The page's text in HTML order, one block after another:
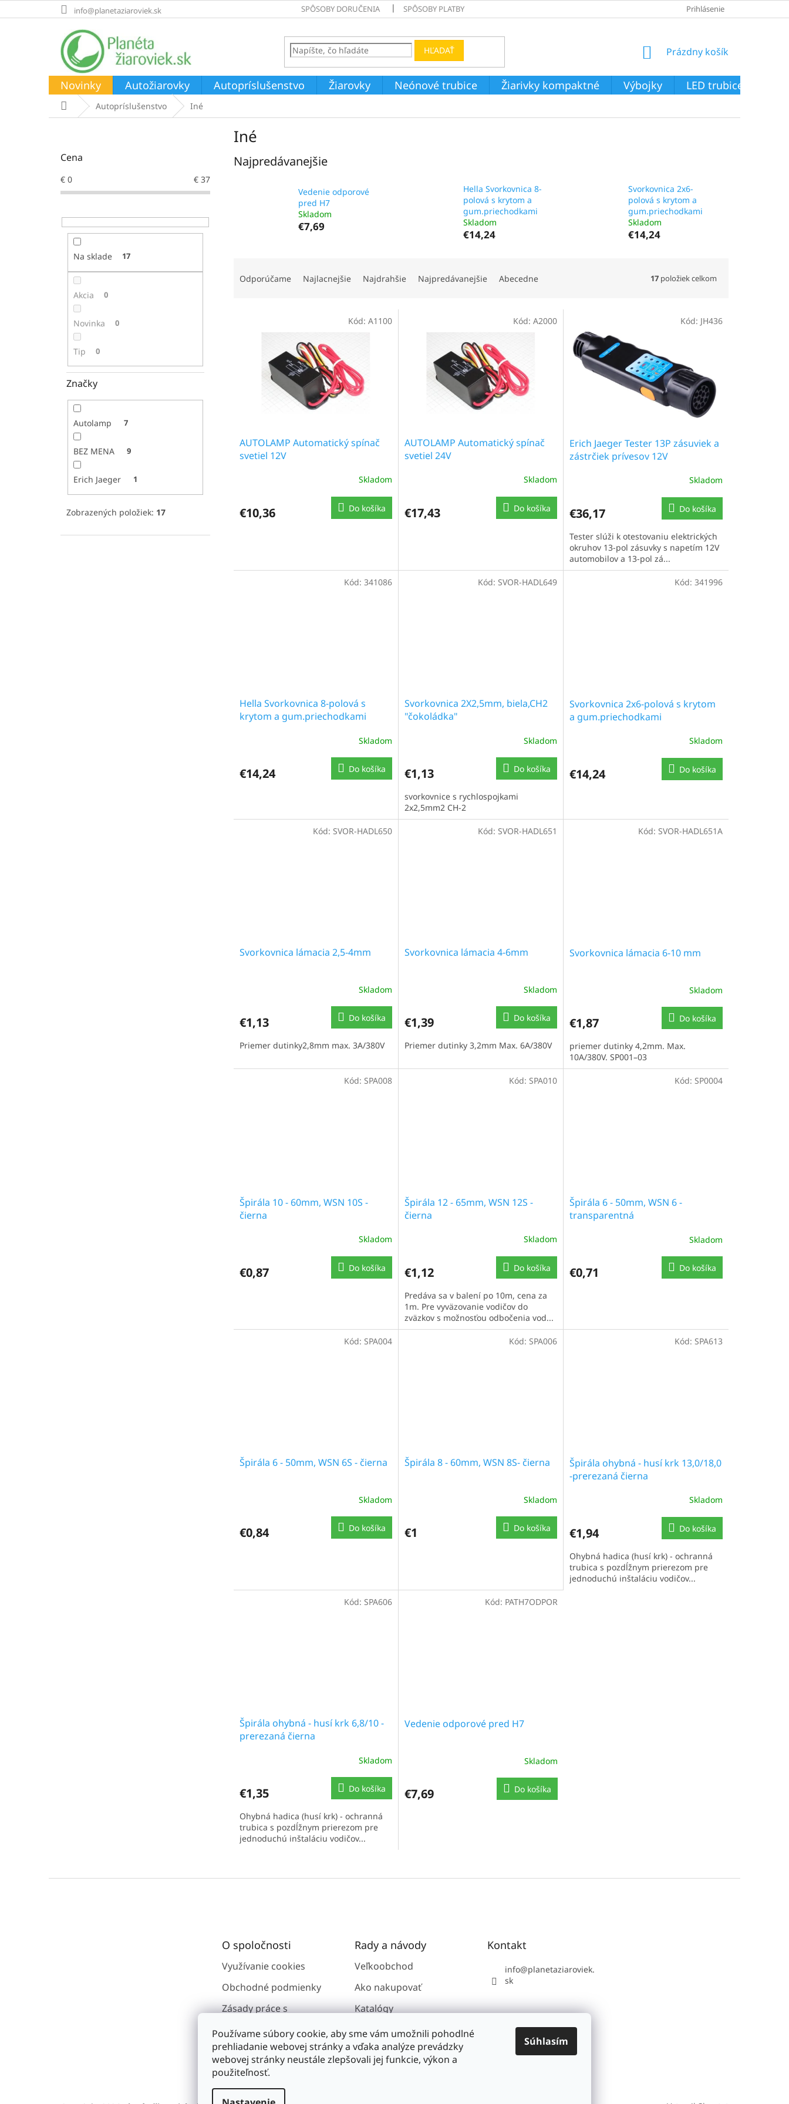
Používame súbory cookie, aby sme vám umožnili pohodlné
prehliadanie webovej stránky a vďaka analýze prevádzky
webovej stránky neustále zlepšovali jej funkcie, výkon a
použiteľnosť.
Súhlasím
na
info@planetaziaroviek.sk SPÔSOBY DORUČENIA SPÔSOBY PLATBY Prihlásenie
HĽADAŤ
NÁKUPNÝ
Prázdny košík
Novinky Autožiarovky Autopríslušenstvo Žiarovky Neónové trubice Žiarivky kompaktné Výbojky LED trubice
DomovAutopríslušenstvo Iné
Cena
€ 0 € 37
Na sklade 17
Akcia 0
Novinka 0
Tip 0
Značky
Autolamp 7
BEZ MENA 9
Erich Jaeger 1
Zobrazených položiek: 17
Iné
Najpredávanejšie
Vedenie odporové
pred H7
Skladom
€7,69
Hella Svorkovnica 8-
polová s krytom a
gum.priechodkami
Skladom
€14,24
Svorkovnica 2x6-
polová s krytom a
gum.priechodkami
Skladom
€14,24
o
Odporúčame Najlacnejšie Najdrahšie Najpredávanejšie Abecedne 17 položiek celkom
AUTOLAMP Automatický spínač
svetiel 12V
Skladom
€10,36 Do košíka
Kód: A1100
AUTOLAMP Automatický spínač
svetiel 24V
Skladom
€17,43 Do košíka
Kód: A2000
Erich Jaeger Tester 13P zásuviek a
zástrčiek prívesov 12V
Skladom
€36,17 Do košíka
Tester slúži k otestovaniu elektrických
okruhov 13-pol zásuvky s napetím 12V
automobilov a 13-pol zá...
Kód: JH436
Hella Svorkovnica 8-polová s
krytom a gum.priechodkami
Skladom
€14,24 Do košíka
Kód: 341086
Svorkovnica 2X2,5mm, biela,CH2
"čokoládka"
Skladom
€1,13 Do košíka
svorkovnice s rychlospojkami
2x2,5mm2 CH-2
Kód: SVOR-HADL649
Svorkovnica 2x6-polová s krytom
a gum.priechodkami
Skladom
€14,24 Do košíka
Kód: 341996
Svorkovnica lámacia 2,5-4mm
Skladom
€1,13 Do košíka
Priemer dutinky2,8mm max. 3A/380V
Kód: SVOR-HADL650
Svorkovnica lámacia 4-6mm
Skladom
€1,39 Do košíka
Priemer dutinky 3,2mm Max. 6A/380V
Kód: SVOR-HADL651
Svorkovnica lámacia 6-10 mm
Skladom
€1,87 Do košíka
priemer dutinky 4,2mm. Max.
10A/380V. SP001–03
Kód: SVOR-HADL651A
Špirála 10 - 60mm, WSN 10S -
čierna
Skladom
€0,87 Do košíka
Kód: SPA008
Špirála 12 - 65mm, WSN 12S -
čierna
Skladom
€1,12 Do košíka
Predáva sa v balení po 10m, cena za
1m. Pre vyväzovanie vodičov do
zväzkov s možnosťou odbočenia vod...
Kód: SPA010
Špirála 6 - 50mm, WSN 6 -
transparentná
Skladom
€0,71 Do košíka
Kód: SP0004
Špirála 6 - 50mm, WSN 6S - čierna
Skladom
€0,84 Do košíka
Kód: SPA004
Špirála 8 - 60mm, WSN 8S- čierna
Skladom
€1 Do košíka
Kód: SPA006
Špirála ohybná - husí krk 13,0/18,0
-prerezaná čierna
Skladom
€1,94 Do košíka
Ohybná hadica (husí krk) - ochranná
trubica s pozdĺžnym prierezom pre
jednoduchú inštaláciu vodičov...
Kód: SPA613
Špirála ohybná - husí krk 6,8/10 -
prerezaná čierna
Skladom
€1,35 Do košíka
Ohybná hadica (husí krk) - ochranná
trubica s pozdĺžnym prierezom pre
jednoduchú inštaláciu vodičov...
Kód: SPA606
Vedenie odporové pred H7
Skladom
€7,69 Do košíka
Kód: PATH7ODPOR
v
y
O spoločnosti
Využívanie cookies
Obchodné podmienky
Zásady práce s
Kontakty
O spoločnosti
Rady a návody
Veľkoobchod
Ako nakupovať
Katalógy
Kontakt
info@planetaziaroviek.
sk